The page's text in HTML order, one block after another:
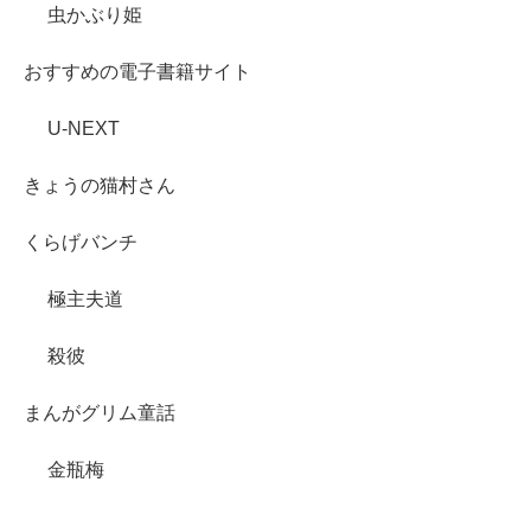
虫かぶり姫
おすすめの電子書籍サイト
U-NEXT
きょうの猫村さん
くらげバンチ
極主夫道
殺彼
まんがグリム童話
金瓶梅